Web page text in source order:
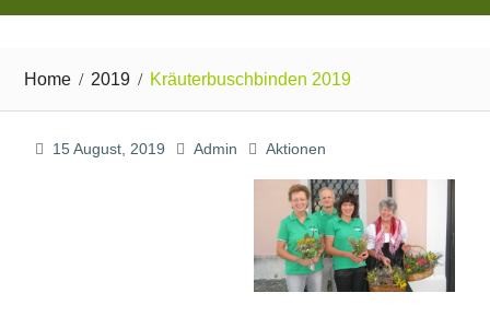
Home 2019 Kräuterbuschbinden 2019
15 August, 2019 Admin Aktionen